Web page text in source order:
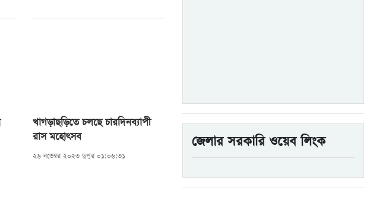
খাগড়াছড়িতে চলছে চারদিনব্যাপী
রাস মহোৎসব
২৬ নভেম্বর ২০২৩ দুপুর ০১:০৬:৩১
জেলার সরকারি ওয়েব লিংক